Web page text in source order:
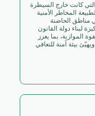
كانت خارج السيطرة
المخاطر الأمنية
مناطق الحاضنة
لبناء دولة القانون
الموازية، بما يعزز
بيئة آمنة للتعافي